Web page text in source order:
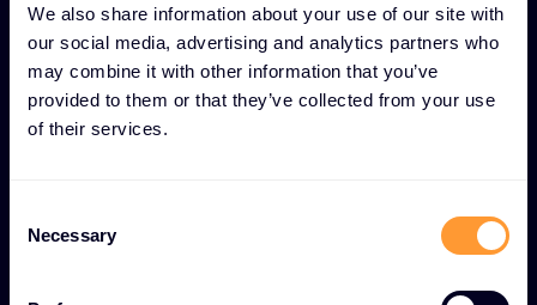
We also share information about your use of our site with
our social media, advertising and analytics partners who
may combine it with other information that you’ve
provided to them or that they’ve collected from your use
of their services.
Necessary
Gestion sécurisée des appareils -Contrôles
robustes pour la gestion et le maintien de la
sécurité sur l'ensemble des technologies
opérationnelles et des terminaux IoT.
organisations de tirer parti en toute sécurité de